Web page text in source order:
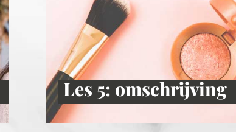
Les 5: omschrijving